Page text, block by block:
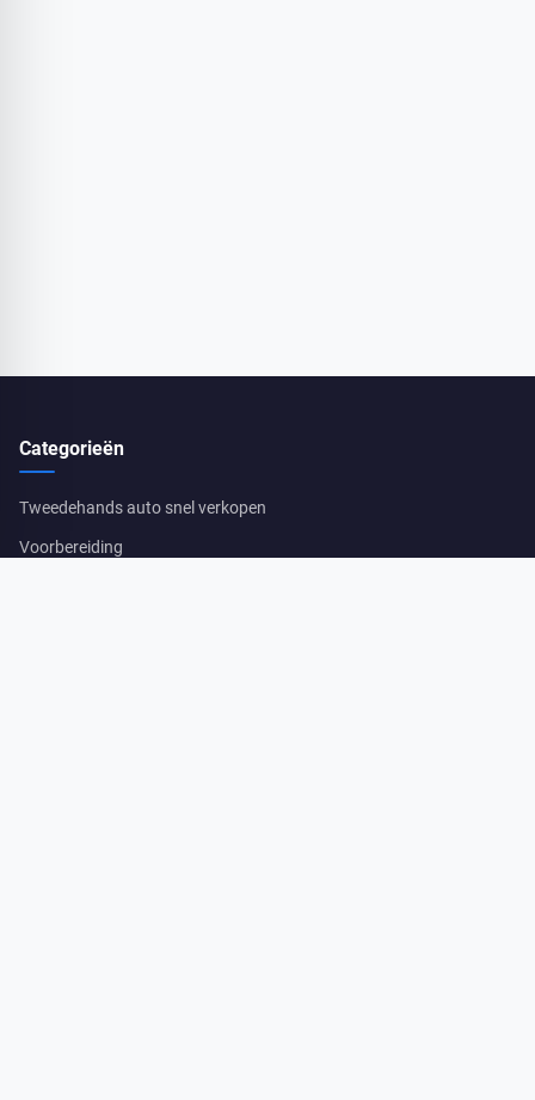
Categorieën
Tweedehands auto snel verkopen
Voorbereiding